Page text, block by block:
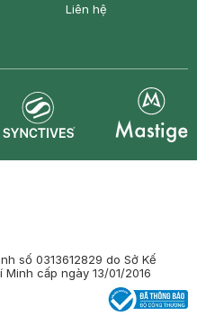
Liên hệ
số 0313612829 do Sở Kế
cấp ngày 13/01/2016